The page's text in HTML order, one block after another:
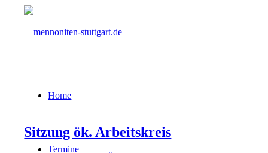
Home
Termine
Sitzung ök. Arbeitskreis